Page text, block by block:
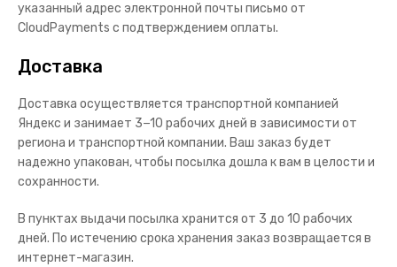
указанный адрес электронной почты письмо от
CloudPayments с подтверждением оплаты.
Доставка
Доставка осуществляется транспортной компанией
Яндекс и занимает 3−10 рабочих дней в зависимости от
региона и транспортной компании. Ваш заказ будет
надежно упакован, чтобы посылка дошла к вам в целости и
сохранности.
В пунктах выдачи посылка хранится от 3 до 10 рабочих
дней. По истечению срока хранения заказ возвращается в
интернет-магазин.